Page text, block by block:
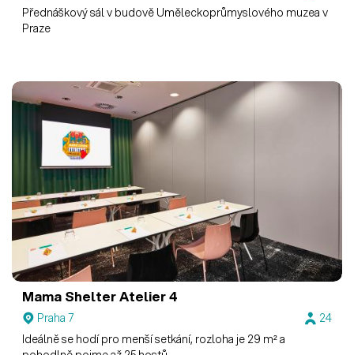
Přednáškový sál v budově Uměleckoprůmyslového muzea v
Praze
Mama ShelterAtelier 4
Praha 7
24
Ideálně se hodí pro menší setkání, rozloha je 29 m² a